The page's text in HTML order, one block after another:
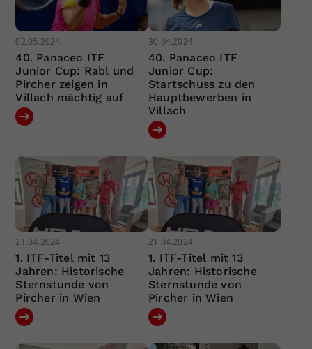
02.05.2024
40. Panaceo ITF
Junior Cup: Rabl und
Pircher zeigen in
Villach mächtig auf
30.04.2024
40. Panaceo ITF
Junior Cup:
Startschuss zu den
Hauptbewerben in
Villach
21.04.2024
1. ITF-Titel mit 13
Jahren: Historische
Sternstunde von
Pircher in Wien
21.04.2024
1. ITF-Titel mit 13
Jahren: Historische
Sternstunde von
Pircher in Wien